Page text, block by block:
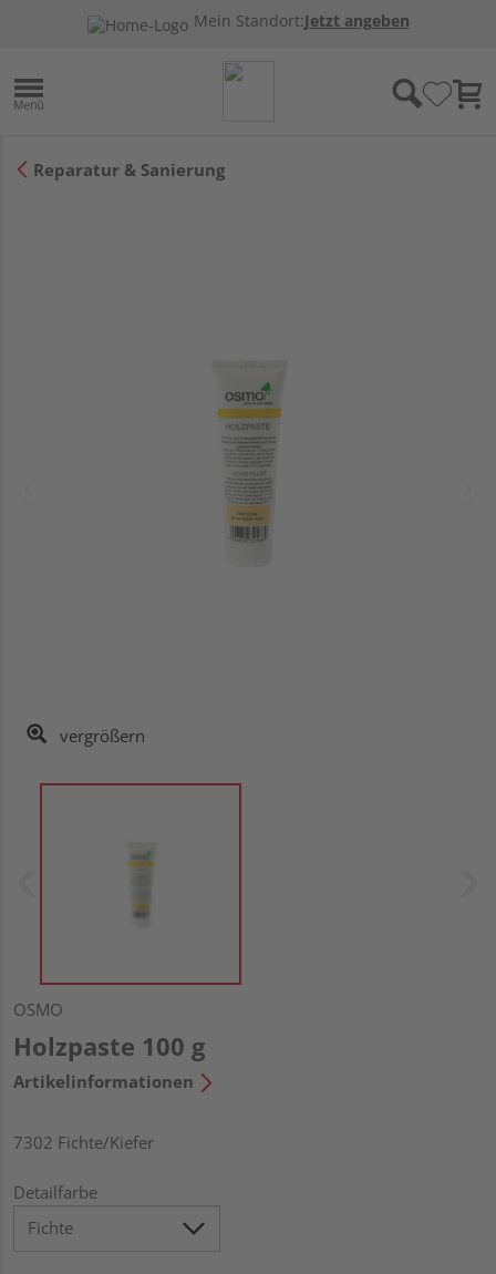
Mein Standort:Jetzt angeben
Reparatur & Sanierung
vergrößern
OSMO
Holzpaste 100 g
Artikelinformationen
7302 Fichte/Kiefer
Detailfarbe